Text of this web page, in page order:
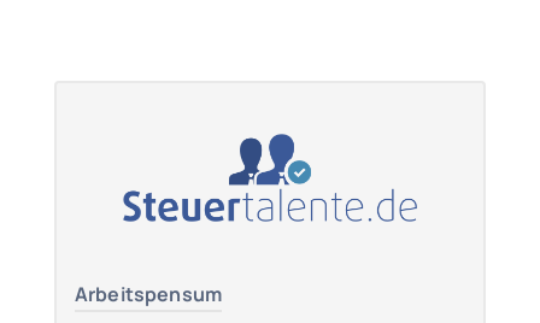
Arbeitspensum